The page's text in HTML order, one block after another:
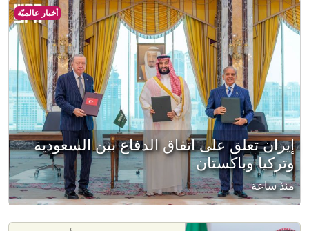
أخبار عالميّة
إيران تعلق على اتفاق الدفاع بين السعودية
وتركيا وباكستان
منذ ساعة